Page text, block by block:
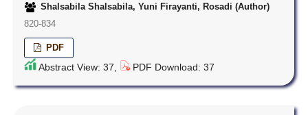
Shalsabila Shalsabila, Yuni Firayanti, Rosadi (Author)
820-834
PDF
Abstract View: 37, PDF Download: 37